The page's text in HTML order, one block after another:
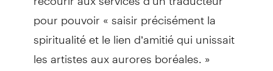
pour pouvoir « saisir précisément la
spiritualité et le lien d’amitié qui unissait
les artistes aux aurores boréales. »